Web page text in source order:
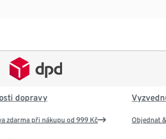
dopravy
zdarma při nákupu od 999 Kč Objednat